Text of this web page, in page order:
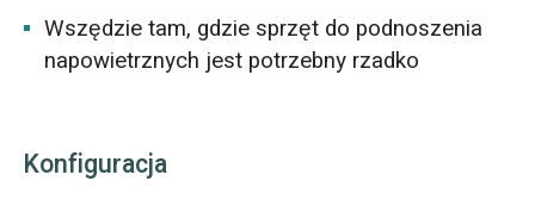
Wszędzie tam, gdzie sprzęt do podnoszenia
napowietrznych jest potrzebny rzadko
Konfiguracja